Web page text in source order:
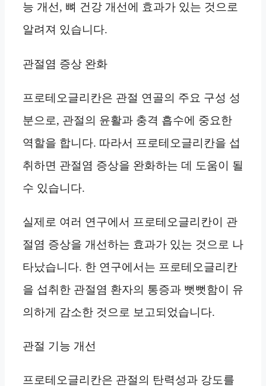
능 개선, 뼈 건강 개선에 효과가 있는 것으로
알려져 있습니다.
관절염 증상 완화
프로테오글리칸은 관절 연골의 주요 구성 성
분으로, 관절의 윤활과 충격 흡수에 중요한
역할을 합니다. 따라서 프로테오글리칸을 섭
취하면 관절염 증상을 완화하는 데 도움이 될
수 있습니다.
실제로 여러 연구에서 프로테오글리칸이 관
절염 증상을 개선하는 효과가 있는 것으로 나
타났습니다. 한 연구에서는 프로테오글리칸
을 섭취한 관절염 환자의 통증과 뻣뻣함이 유
의하게 감소한 것으로 보고되었습니다.
관절 기능 개선
프로테오글리칸은 관절의 탄력성과 강도를